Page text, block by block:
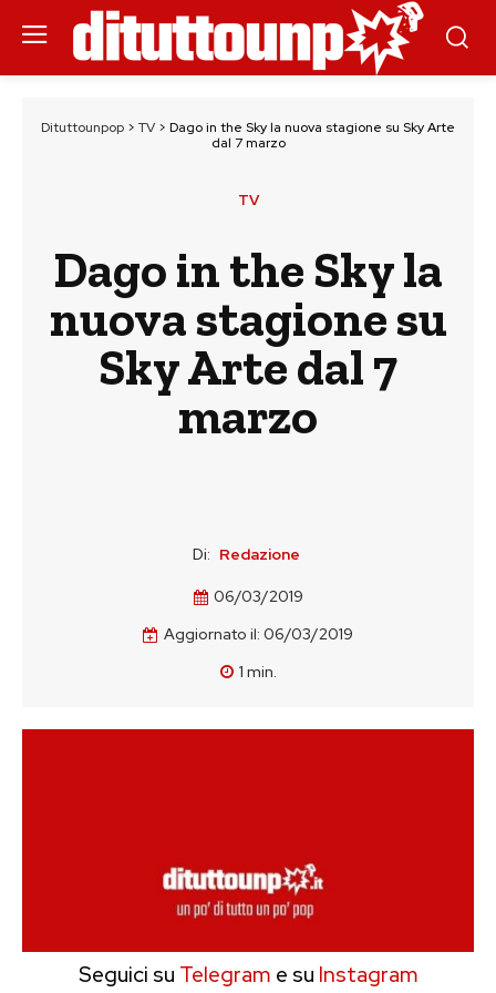
Dituttounpop > TV > Dago in the Sky la nuova stagione su Sky Arte
dal 7 marzo
TV
Dago in the Sky la
nuova stagione su
Sky Arte dal 7
marzo
Di: Redazione
06/03/2019
Aggiornato il: 06/03/2019
1 min.
Seguici su Telegram e su Instagram